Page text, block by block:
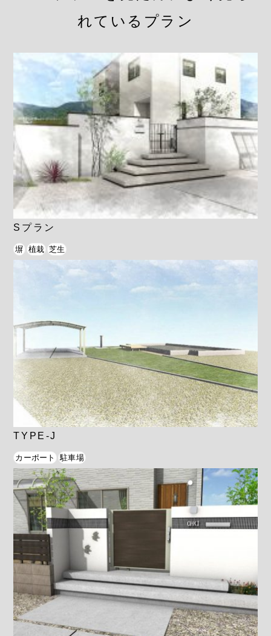
れているプラン
Sプラン
塀 植栽 芝生
TYPE-J
カーポート 駐車場